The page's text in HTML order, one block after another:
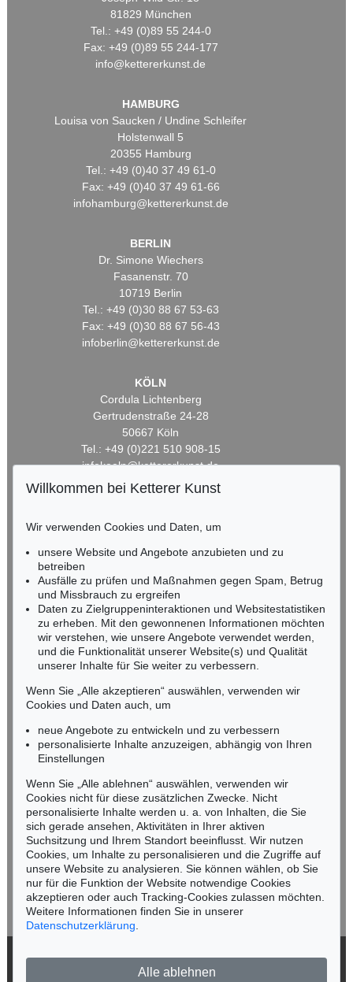
81829 München
Tel.: +49 (0)89 55 244-0
Fax: +49 (0)89 55 244-177
info@kettererkunst.de
HAMBURG
Louisa von Saucken / Undine Schleifer
Holstenwall 5
20355 Hamburg
Tel.: +49 (0)40 37 49 61-0
Fax: +49 (0)40 37 49 61-66
infohamburg@kettererkunst.de
BERLIN
Dr. Simone Wiechers
Fasanenstr. 70
10719 Berlin
Tel.: +49 (0)30 88 67 53-63
Fax: +49 (0)30 88 67 56-43
infoberlin@kettererkunst.de
KÖLN
Cordula Lichtenberg
Gertrudenstraße 24-28
50667 Köln
Tel.: +49 (0)221 510 908-15
infokoeln@kettererkunst.de
HESSEN
Miriam Heß
Tel.: +49 (0)62 21 58 80-038
Fax: +49 (0)62 21 58 80-595
infoheidelberg@kettererkunst.de
NORDDEUTSCHLAND
Nico Kassel, M.A.
Mobil: +49 (0)171 8618661
n.kassel@kettererkunst.de
Keine Auktion mehr verpassen!
Wir informieren Sie rechtzeitig.
Jetzt zum Newsletter anmelden >
Willkommen bei Ketterer Kunst
Wir verwenden Cookies und Daten, um
unsere Website und Angebote anzubieten und zu
betreiben
Ausfälle zu prüfen und Maßnahmen gegen Spam, Betrug
und Missbrauch zu ergreifen
Daten zu Zielgruppeninteraktionen und Websitestatistiken
zu erheben. Mit den gewonnenen Informationen möchten
wir verstehen, wie unsere Angebote verwendet werden,
und die Funktionalität unserer Website(s) und Qualität
unserer Inhalte für Sie weiter zu verbessern.
Wenn Sie „Alle akzeptieren“ auswählen, verwenden wir
Cookies und Daten auch, um
neue Angebote zu entwickeln und zu verbessern
personalisierte Inhalte anzuzeigen, abhängig von Ihren
Einstellungen
Wenn Sie „Alle ablehnen“ auswählen, verwenden wir
Cookies nicht für diese zusätzlichen Zwecke. Nicht
personalisierte Inhalte werden u. a. von Inhalten, die Sie
sich gerade ansehen, Aktivitäten in Ihrer aktiven
Suchsitzung und Ihrem Standort beeinflusst. Wir nutzen
Cookies, um Inhalte zu personalisieren und die Zugriffe auf
unsere Website zu analysieren. Sie können wählen, ob Sie
nur für die Funktion der Website notwendige Cookies
akzeptieren oder auch Tracking-Cookies zulassen möchten.
Weitere Informationen finden Sie in unserer
Datenschutzerklärung
Alle ablehnen